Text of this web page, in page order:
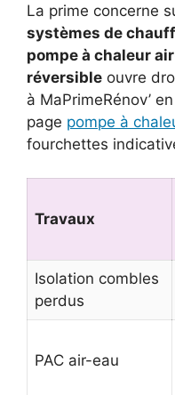
La prime concerne
systèmes de
pompe à chaleur
réversible ouvre
à MaPrimeRénov’
page pompe à
fourchettes
Travaux
Isolation combles
perdus
PAC air-eau